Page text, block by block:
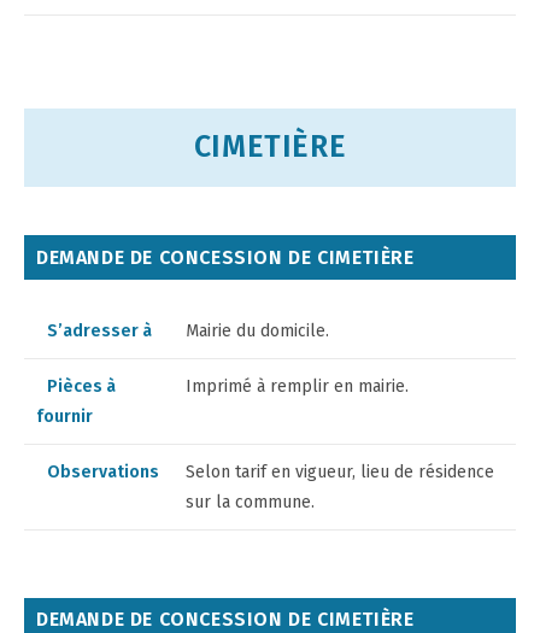
CIMETIÈRE
DEMANDE DE CONCESSION DE CIMETIÈRE
S’adresser à Mairie du domicile.
Pièces à
fournir
Imprimé à remplir en mairie.
Observations
Selon tarif en vigueur, lieu de résidence
sur la commune.
DEMANDE DE CONCESSION DE CIMETIÈRE